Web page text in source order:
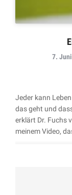
7.
Jeder kann
das geht und
erklärt Dr. Fuchs
meinem Video,